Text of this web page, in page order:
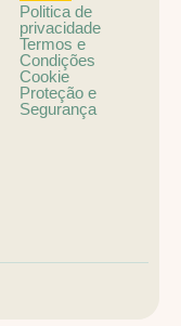
Politica de
privacidade
Termos e
Condições
Cookie
Proteção e
Segurança